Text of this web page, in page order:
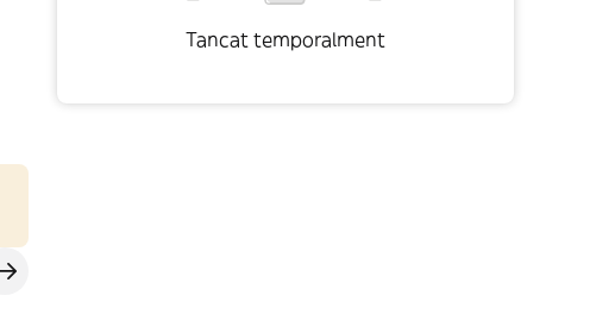
Tancat temporalment